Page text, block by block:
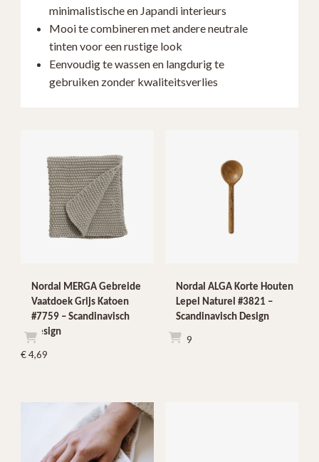
minimalistische en Japandi interieurs
Mooi te combineren met andere neutrale
tinten voor een rustige look
Eenvoudig te wassen en langdurig te
gebruiken zonder kwaliteitsverlies
Nordal MERGA Gebreide
Vaatdoek Grijs Katoen
#7759 – Scandinavisch
Design
€4,69
Nordal ALGA Korte Houten
Lepel Naturel #3821 –
Scandinavisch Design
3,99